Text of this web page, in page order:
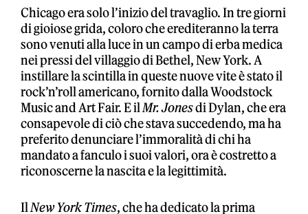
Chicago era solo l’inizio del travaglio. In tre giorni
di gioiose grida, coloro che erediteranno la terra
sono venuti alla luce in un campo di erba medica
nei pressi del villaggio di Bethel, New York. A
instillare la scintilla in queste nuove vite è stato il
rock’n’roll americano, fornito dalla Woodstock
Music and Art Fair. E ilMr. Jonesdi Dylan, che era
consapevole di ciò che stava succedendo, ma ha
preferito denunciare l’immoralità di chi ha
mandato a fanculo i suoi valori, ora è costretto a
riconoscerne la nascita e la legittimità.
IlNew York Times, che ha dedicato la prima